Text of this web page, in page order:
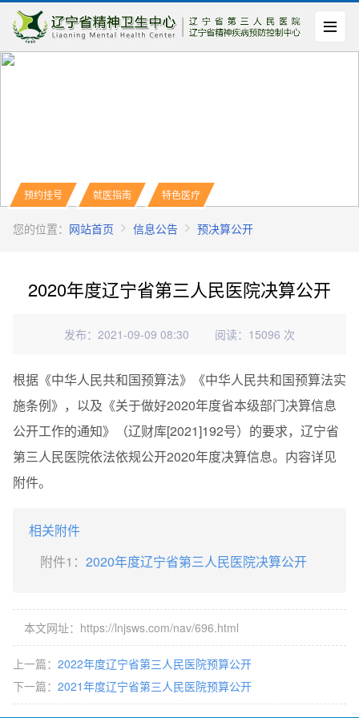
预约挂号 就医指南 特色医疗
您的位置： 网站首页 信息公告 预决算公开
2020年度辽宁省第三人民医院决算公开
发布：2021-09-09 08:30 阅读：15096 次
根据《中华人民共和国预算法》《中华人民共和国预算法实
施条例》，以及《关于做好2020年度省本级部门决算信息
公开工作的通知》（辽财库[2021]192号）的要求，辽宁省
第三人民医院依法依规公开2020年度决算信息。内容详见
附件。
相关附件
附件1： 2020年度辽宁省第三人民医院决算公开
本文网址：https://lnjsws.com/nav/696.html
上一篇： 2022年度辽宁省第三人民医院预算公开
下一篇： 2021年度辽宁省第三人民医院预算公开